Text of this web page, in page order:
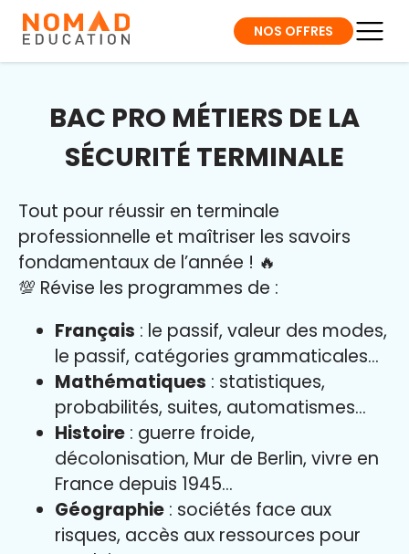
NOS OFFRES
BAC PRO MÉTIERS DE LA
SÉCURITÉ TERMINALE
Tout pour réussir en terminale
professionnelle et maîtriser les savoirs
fondamentaux de l’année ! 🔥
💯 Révise les programmes de :
Français : le passif, valeur des modes,
le passif, catégories grammaticales…
Mathématiques : statistiques,
probabilités, suites, automatismes…
Histoire : guerre froide,
décolonisation, Mur de Berlin, vivre en
France depuis 1945…
Géographie : sociétés face aux
risques, accès aux ressources pour